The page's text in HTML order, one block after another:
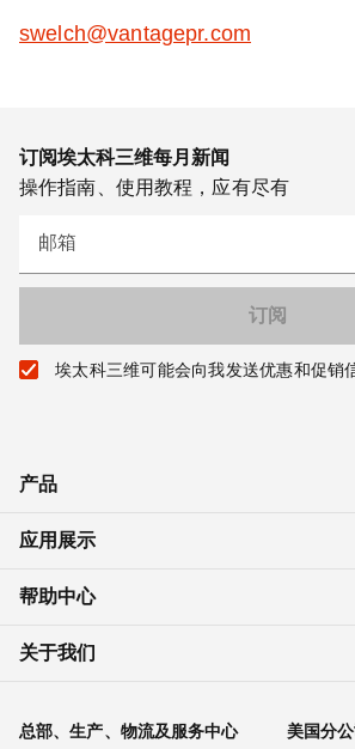
swelch@vantagepr.com
订阅埃太科三维每月新闻
操作指南、使用教程，应有尽有
邮箱
埃太科三维可能会向我发送优惠和促销
产品
应用展示
帮助中心
关于我们
总部、生产、物流及服务中心
美国分公